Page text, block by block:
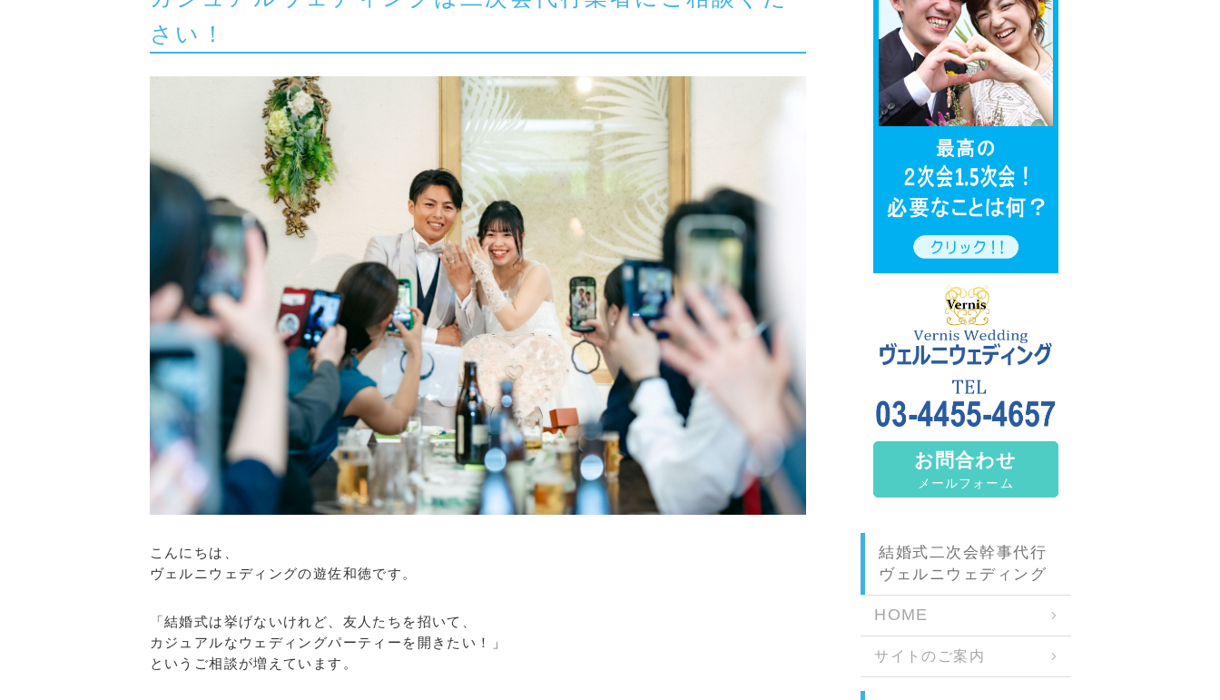
さい！
こんにちは、
ヴェルニウェディングの遊佐和徳です。
「結婚式は挙げないけれど、友人たちを招いて、
カジュアルなウェディングパーティーを開きたい！」
というご相談が増えています。
お問合わせ
メールフォーム
結婚式二次会幹事代行
ヴェルニウェディング
HOME
サイトのご案内